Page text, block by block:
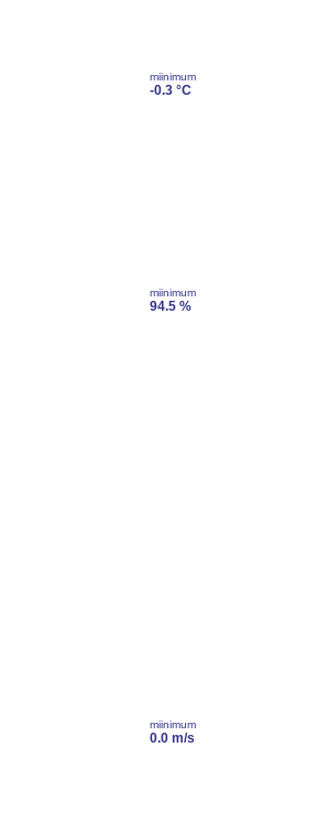
miinimum
-0.3 °C
miinimum
94.5 %
miinimum
0.0 m/s